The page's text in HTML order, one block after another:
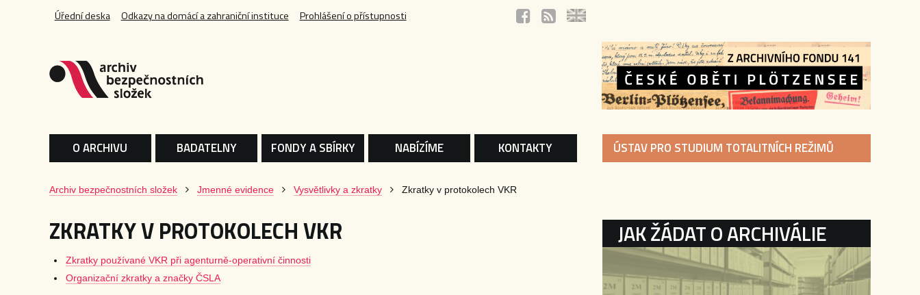
Úřední deska Odkazy na domácí a zahraniční instituce Prohlášení o přístupnosti
ÚSTAV PRO STUDIUM TOTALITNÍCH REŽIMŮ
O ARCHIVU BADATELNY FONDY A SBÍRKY NABÍZÍME KONTAKTY
Archiv bezpečnostních složek Jmenné evidence Vysvětlivky a zkratky Zkratky v protokolech VKR
ZKRATKY V PROTOKOLECH VKR
Zkratky používané VKR při agenturně-operativní činnosti
Organizační zkratky a značky ČSLA
KATEGORIE
JAK ŽÁDAT O ARCHIVÁLIE